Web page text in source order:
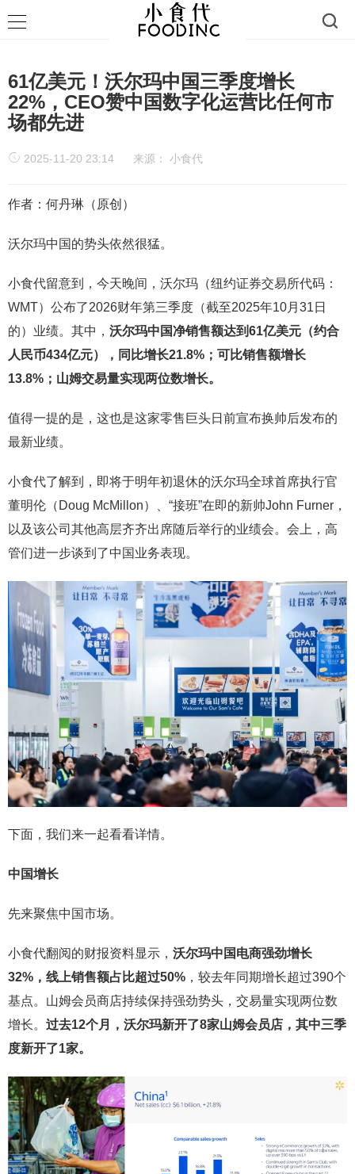
61亿美元！沃尔玛中国三季度增长
22%，CEO赞中国数字化运营比任何市
场都先进
2025-11-20 23:14 来源： 小食代
作者：何丹琳（原创）
沃尔玛中国的势头依然很猛。
小食代留意到，今天晚间，沃尔玛（纽约证券交易所代码：
WMT）公布了2026财年第三季度（截至2025年10月31日
的）业绩。其中， 沃尔玛中国净销售额达到61亿美元（约合
人民币434亿元），同比增长21.8%；可比销售额增长
13.8%；山姆交易量实现两位数增长。
值得一提的是，这也是这家零售巨头日前宣布换帅后发布的
最新业绩。
小食代了解到，即将于明年初退休的沃尔玛全球首席执行官
董明伦（Doug McMillon）、“接班”在即的新帅John Furner，
以及该公司其他高层齐齐出席随后举行的业绩会。会上，高
管们进一步谈到了中国业务表现。
下面，我们来一起看看详情。
中国增长
先来聚焦中国市场。
小食代翻阅的财报资料显示， 沃尔玛中国电商强劲增长
32%，线上销售额占比超过50% ，较去年同期增长超过390个
基点。山姆会员商店持续保持强劲势头，交易量实现两位数
增长。 过去12个月，沃尔玛新开了8家山姆会员店，其中三季
度新开了1家。